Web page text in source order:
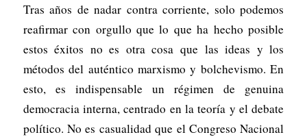
Tras años de nadar contra corriente, solo podemos
reafirmar con orgullo que lo que ha hecho posible
estos éxitos no es otra cosa que las ideas y los
métodos del auténtico marxismo y bolchevismo. En
esto, es indispensable un régimen de genuina
democracia interna, centrado en la teoría y el debate
político. No es casualidad que el Congreso Nacional